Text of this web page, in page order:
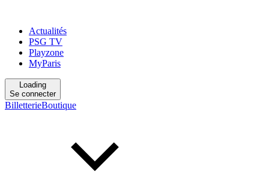
Actualités
PSG TV
Playzone
MyParis
Loading
Se connecter
BilletterieBoutique